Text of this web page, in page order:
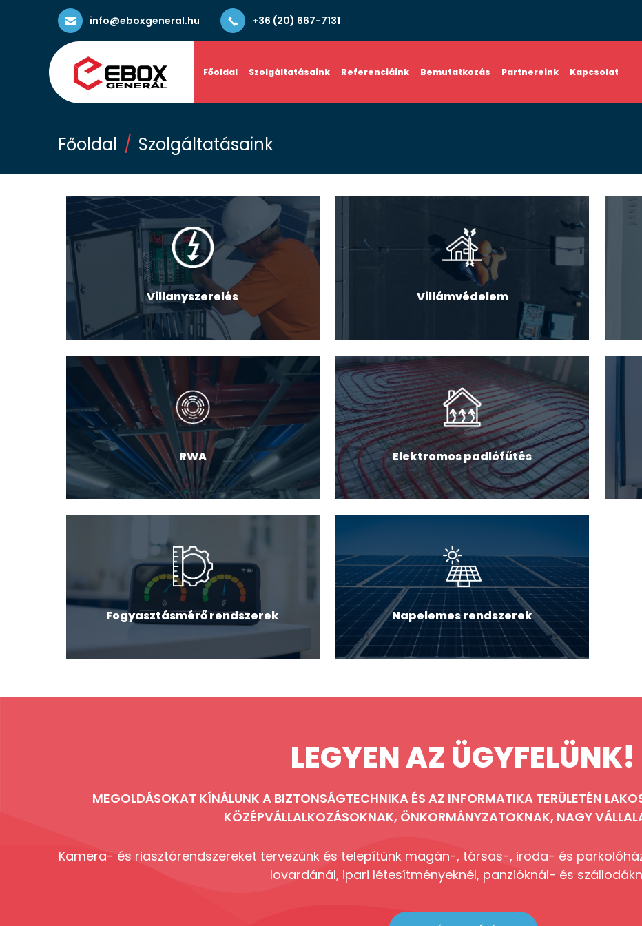
info@eboxgeneral.hu +36 (20) 667-7131
Főoldal Szolgáltatásaink Referenciáink Bemutatkozás Partnereink Kapcsolat
Főoldal Szolgáltatásaink
Villanyszerelés Villámvédelem
RWA Elektromos padlófűtés
Fogyasztásmérő rendszerek Napelemes rendszerek
LEGYEN AZ ÜGYFELÜNK!
MEGOLDÁSOKAT KÍNÁLUNK A BIZTONSÁGTECHNIKA ÉS AZ INFORMATIKA TERÜLETÉN
KÖZÉPVÁLLALKOZÁSOKNAK, ÖNKORMÁNYZATOKNAK, NAGY
Kamera- és riasztórendszereket tervezünk és telepítünk magán-, társas-, iroda- és
lovardánál, ipari létesítményeknél, panzióknál- és